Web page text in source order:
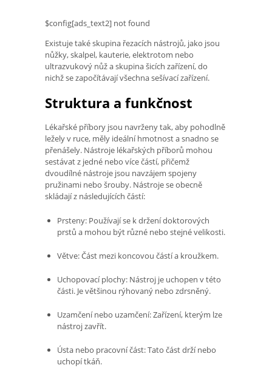
$config[ads_text2] not found
Existuje také skupina řezacích nástrojů, jako jsou
nůžky, skalpel, kauterie, elektrotom nebo
ultrazvukový nůž a skupina šicích zařízení, do
nichž se započítávají všechna sešívací zařízení.
Struktura a funkčnost
Lékařské příbory jsou navrženy tak, aby pohodlně
ležely v ruce, měly ideální hmotnost a snadno se
přenášely. Nástroje lékařských příborů mohou
sestávat z jedné nebo více částí, přičemž
dvoudílné nástroje jsou navzájem spojeny
pružinami nebo šrouby. Nástroje se obecně
skládají z následujících částí:
Prsteny: Používají se k držení doktorových
prstů a mohou být různé nebo stejné velikosti.
Větve: Část mezi koncovou částí a kroužkem.
Uchopovací plochy: Nástroj je uchopen v této
části. Je většinou rýhovaný nebo zdrsněný.
Uzamčení nebo uzamčení: Zařízení, kterým lze
nástroj zavřít.
Ústa nebo pracovní část: Tato část drží nebo
uchopí tkáň.